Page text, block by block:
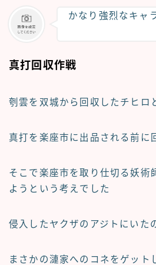
かなり強烈なキャ
真打回収作戦
刳雲を双城から回収したチヒロ
真打を楽座市に出品される前に
そこで楽座市を取り仕切る妖術
ようという考えでした
侵入したヤクザのアジトにいた
まさかの漣家へのコネをゲット